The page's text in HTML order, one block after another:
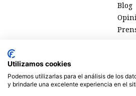
Blog
Tienda online de ropa
Utilizamos cookies
Podemos utilizarlas para el análisis de los
y brindarle una excelente experiencia en el